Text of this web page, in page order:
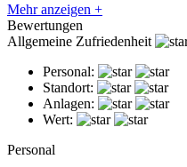
Mehr anzeigen +
Bewertungen
Allgemeine Zufriedenheit
Personal:
Standort:
Anlagen:
Wert:
Personal